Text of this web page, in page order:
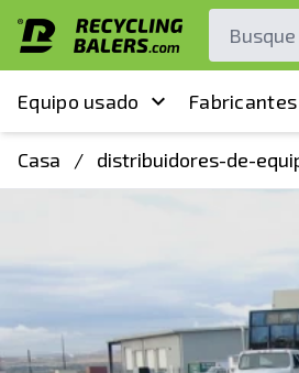
Equipo usado Fabricantes
Casa / distribuidores-de-